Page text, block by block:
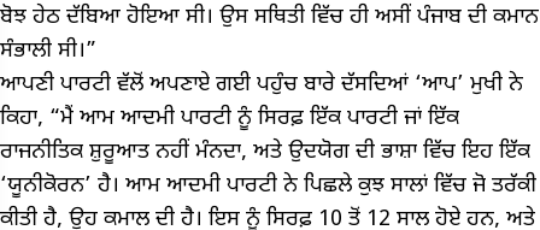
ਬੋਝ ਹੇਠ ਦੱਬਿਆ ਹੋਇਆ ਸੀ। ਉਸ ਸਥਿਤੀ ਵਿੱਚ ਹੀ ਅਸੀਂ ਪੰਜਾਬ ਦੀ ਕਮਾਨ
ਸੰਭਾਲੀ ਸੀ।”
ਆਪਣੀ ਪਾਰਟੀ ਵੱਲੋਂ ਅਪਣਾਏ ਗਈ ਪਹੁੰਚ ਬਾਰੇ ਦੱਸਦਿਆਂ ‘ਆਪ’ ਮੁਖੀ ਨੇ
ਕਿਹਾ, “ਮੈਂ ਆਮ ਆਦਮੀ ਪਾਰਟੀ ਨੂੰ ਸਿਰਫ਼ ਇੱਕ ਪਾਰਟੀ ਜਾਂ ਇੱਕ
ਰਾਜਨੀਤਿਕ ਸ਼ੁਰੂਆਤ ਨਹੀਂ ਮੰਨਦਾ, ਅਤੇ ਉਦਯੋਗ ਦੀ ਭਾਸ਼ਾ ਵਿੱਚ ਇਹ ਇੱਕ
‘ਯੂਨੀਕੋਰਨ’ ਹੈ। ਆਮ ਆਦਮੀ ਪਾਰਟੀ ਨੇ ਪਿਛਲੇ ਕੁਝ ਸਾਲਾਂ ਵਿੱਚ ਜੋ ਤਰੱਕੀ
ਕੀਤੀ ਹੈ, ਉਹ ਕਮਾਲ ਦੀ ਹੈ। ਇਸ ਨੂੰ ਸਿਰਫ਼ 10 ਤੋਂ 12 ਸਾਲ ਹੋਏ ਹਨ, ਅਤੇ